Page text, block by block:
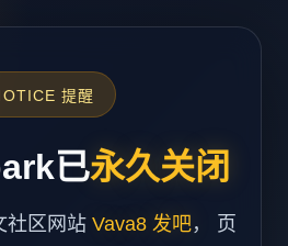
提醒
已永久关闭
社区网站 Vava8 发吧， 页